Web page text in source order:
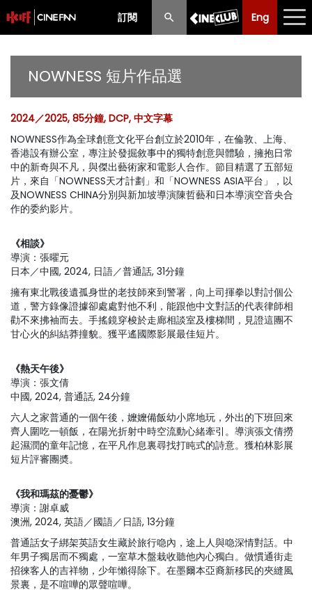
訂閱 Eng
Eng 中文
節目
放映時間表
購票須知
優惠計劃
NOWNESS 短片作品選
2024／2025, 85分鐘, DCP, 中文字幕
NOWNESS作為全球創意文化平台創立於2010年，在倫敦、上海、
香港設有辦公室，專注於發掘敘事中的獨特創意與體驗，擁抱日常
中的新奇與不凡，與傑出藝術家和電影人合作。節目精選了五部短
片，來自「NOWNESS天才計劃」和「NOWNESS ASIA平台」，以
及NOWNESS CHINA分別與新加坡導演陳哲藝和日本導演空音央合
作的委約影片。
《相談》
導演：張曜元
日本／中國, 2024, 日語／普通話, 31分鐘
擁有東北戰後遺孤身世的老技師來到警署，向上司揮拳以對討個公
道，警方錄像證據卻處處對他不利，能跟他中文對話的代表律師相
勸不來拂袖而去。手搖鏡穿梭於走廊相談室及樓梯間，見證這團不
甘心火的糾結莽撞貌。獲平遙國際影展最佳短片。
《熱天午後》
導演：張文倩
中國, 2024, 普通話, 24分鐘
六人之家普通的一個午後，嬤嬤備飯幼小席地玩，外出的下班回來
齊人圍吃一頓飯，在陽光折射中時空流動心緒牽引。導演張文倩撈
起濕潤的童年記憶，在平凡作息裏尋找打盹式的詩意。獲柏林影展
短片評審團奬。
《我和瑪茲的憂鬱》
導演：謝卓威
澳洲, 2024, 英語／國語／日語, 13分鐘
普通話女子綁架英語女生藏於旅行喼內，途上人與喼深情對話。中
年男子獨居而不獨處，一室草木盤栽收聽他內心獨白。做慣通街走
招徠客人的吉祥物，少年懶得除下。在墨爾本亞裔新移民的夾縫風
景裏，是不喧嘩的眾聲喧嘩。